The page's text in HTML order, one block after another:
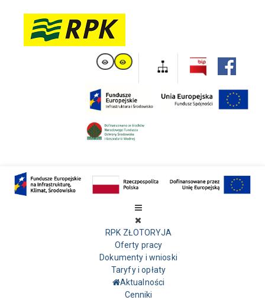
RPK ZŁOTORYJA
Oferty pracy
Dokumenty i wnioski
Taryfy i opłaty
Aktualności
Cenniki